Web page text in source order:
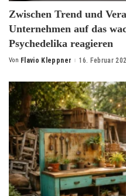
Zwischen Trend und
Unternehmen auf das
Psychedelika reagieren
Posted
Von Flavio Kleppner 16. Februar